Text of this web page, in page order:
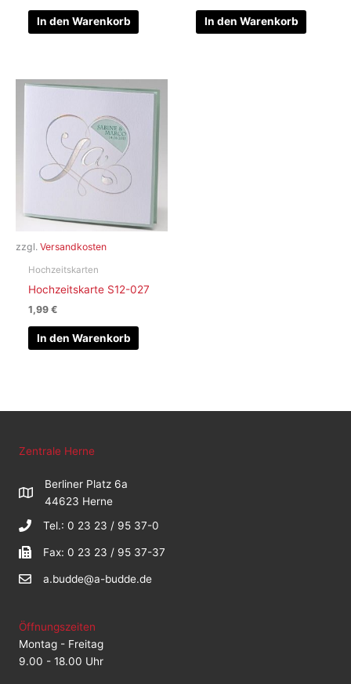
In den Warenkorb In den Warenkorb
zzgl. Versandkosten
Hochzeitskarten
Hochzeitskarte S12-027
1,99€
In den Warenkorb
Zentrale Herne
Berliner Platz 6a
44623 Herne
Tel.: 0 23 23 / 95 37-0
Fax: 0 23 23 / 95 37-37
a.budde@a-budde.de
Öffnungszeiten
Montag - Freitag
9.00 - 18.00 Uhr